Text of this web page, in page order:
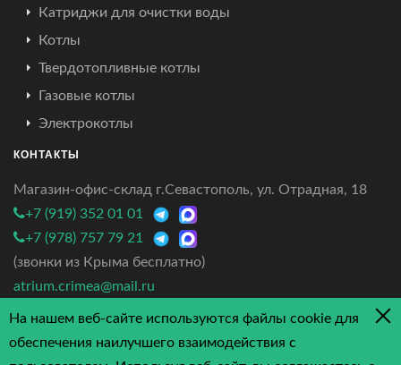
Катриджи для очистки воды
Котлы
Твердотопливные котлы
Газовые котлы
Электрокотлы
КОНТАКТЫ
Магазин-офис-склад г.Севастополь, ул. Отрадная, 18
+7 (919) 352 01 01
+7 (978) 757 79 21
(звонки из Крыма бесплатно)
atrium.crimea@mail.ru
4.7/5 - 3 отзыва
На нашем веб-сайте используются файлы cookie для
обеспечения наилучшего взаимодействия с